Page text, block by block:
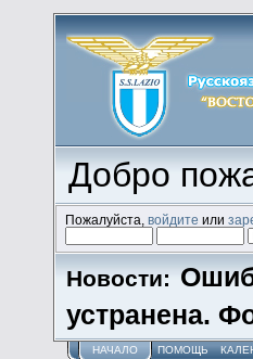
Добро
Пожалуйста,войдите или
Новости:
устранена.
НАЧАЛО ПОМОЩЬ